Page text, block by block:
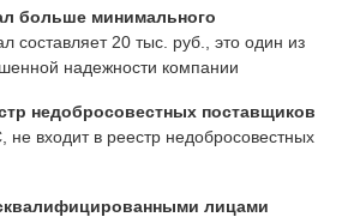
больше минимального
составляет 20 тыс. руб., это один из
надежности компании
недобросовестных поставщиков
входит в реестр недобросовестных
лицами